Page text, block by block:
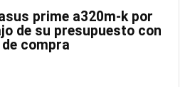
prime a320m-k por
de su presupuesto con
compra